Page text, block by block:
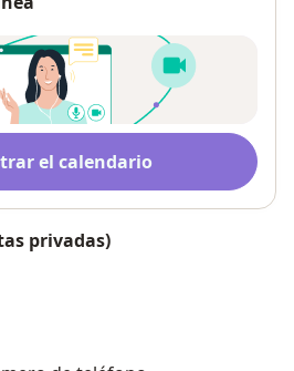
el calendario
privadas)